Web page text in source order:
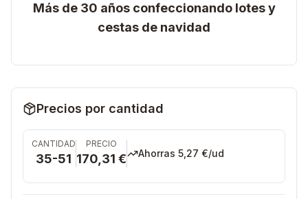
Más de 30 años confeccionando lotes y
cestas de navidad
Precios por cantidad
CANTIDAD
35-51
PRECIO
170,31 € Ahorras 5,27 €/ud